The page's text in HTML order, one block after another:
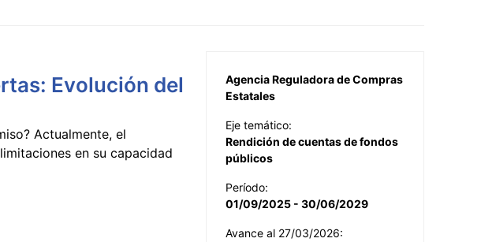
Evolución del
Actualmente, el
en su capacidad
Agencia Reguladora de Compras
Estatales
Eje temático:
Rendición de cuentas de fondos
públicos
Período:
01/09/2025 - 30/06/2029
Avance al 27/03/2026: